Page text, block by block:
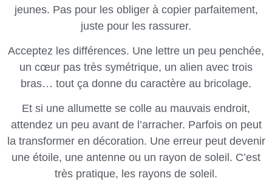
jeunes. Pas pour les obliger à copier parfaitement,
juste pour les rassurer.
Acceptez les différences. Une lettre un peu penchée,
un cœur pas très symétrique, un alien avec trois
bras… tout ça donne du caractère au bricolage.
Et si une allumette se colle au mauvais endroit,
attendez un peu avant de l’arracher. Parfois on peut
la transformer en décoration. Une erreur peut devenir
une étoile, une antenne ou un rayon de soleil. C’est
très pratique, les rayons de soleil.